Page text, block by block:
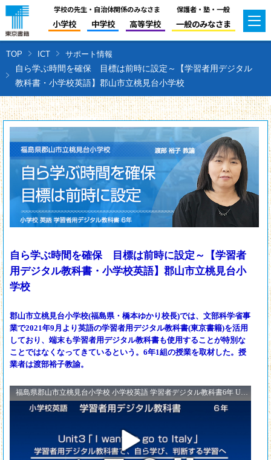
学校の先生・自治体関係のみなさま
小学校 中学校 高等学校
保護者・塾・一般
一般のみなさま
TOP ICT サポート情報
自ら学ぶ時間を確保 目標は前時に設定～【学習者用デジタル
教科書・小学校英語】郡山市立桃見台小学校
自ら学ぶ時間を確保 目標は前時に設定～【学習者
用デジタル教科書・小学校英語】郡山市立桃見台小
学校
郡山市立桃見台小学校(福島県・橋本ゆかり校長)では、文部科学省事
業で2021年9月より英語の学習者用デジタル教科書(東京書籍)を活用
しており、端末も学習者用デジタル教科書も使用することが特別な
ことではなくなってきているという。6年1組の授業を取材した。授
業者は渡部裕子教諭。